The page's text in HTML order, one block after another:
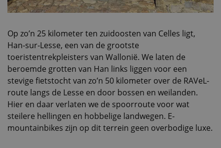
Op zo’n 25 kilometer ten zuidoosten van Celles ligt,
Han-sur-Lesse, een van de grootste
toeristentrekpleisters van Wallonië. We laten de
beroemde grotten van Han links liggen voor een
stevige fietstocht van zo’n 50 kilometer over de RAVeL-
route langs de Lesse en door bossen en weilanden.
Hier en daar verlaten we de spoorroute voor wat
steilere hellingen en hobbelige landwegen. E-
mountainbikes zijn op dit terrein geen overbodige luxe.